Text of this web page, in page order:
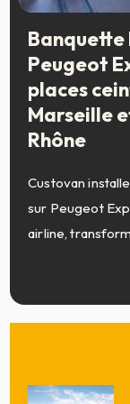
Banquette
Peugeot
places
Marseille
Rhône
Custovan
sur Peugeot
airline,